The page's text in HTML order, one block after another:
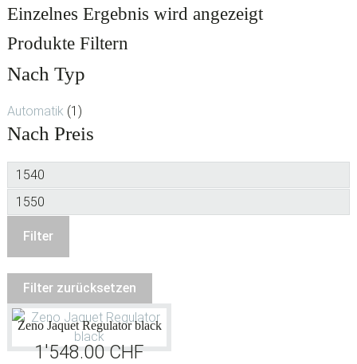
Einzelnes Ergebnis wird angezeigt
Produkte Filtern
Nach Typ
Automatik (1)
Nach Preis
Min.
Preis
Max.
Filter
Filter zurücksetzen
Zeno Jaquet Regulator black
1'548.00CHF